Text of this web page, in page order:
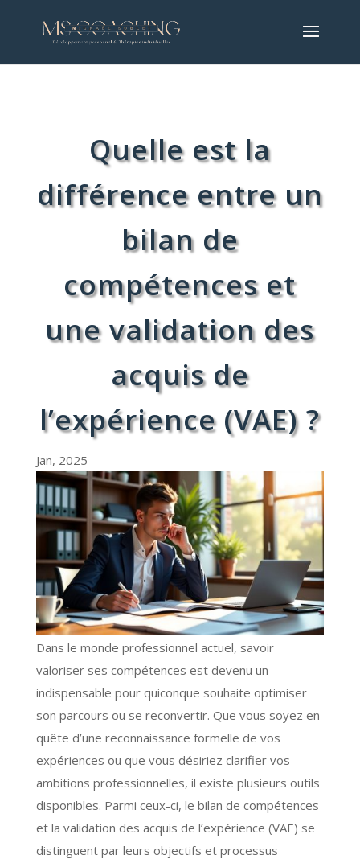
Quelle est la
différence entre un
bilan de
compétences et
une validation des
acquis de
l’expérience (VAE) ?
Jan, 2025
Dans le monde professionnel actuel, savoir
valoriser ses compétences est devenu un
indispensable pour quiconque souhaite optimiser
son parcours ou se reconvertir. Que vous soyez en
quête d’une reconnaissance formelle de vos
expériences ou que vous désiriez clarifier vos
ambitions professionnelles, il existe plusieurs outils
disponibles. Parmi ceux-ci, le bilan de compétences
et la validation des acquis de l’expérience (VAE) se
distinguent par leurs objectifs et processus